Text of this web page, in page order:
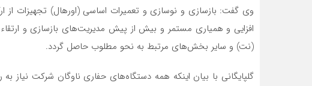
وی گفت: بازسازی و نوسازی و تعمیرات اساسی (اورهال) تجهیزات
افزایی و همیاری مستمر و بیش از پیش مدیریت‌های بازسازی و
(نت) و سایر بخش‌های مرتبط به نحو مطلوب حاصل گردد.
گلپایگانی با بیان اینکه همه دستگاه‌های حفاری ناوگان شرکت نیاز به